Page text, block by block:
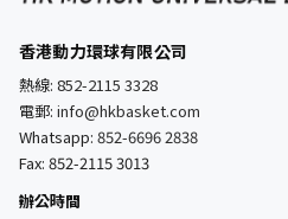
香港動力環球有限公司
熱線: 852-2115 3328
電郵: info@hkbasket.com
Whatsapp: 852-6696 2838
Fax: 852-2115 3013
辦公時間